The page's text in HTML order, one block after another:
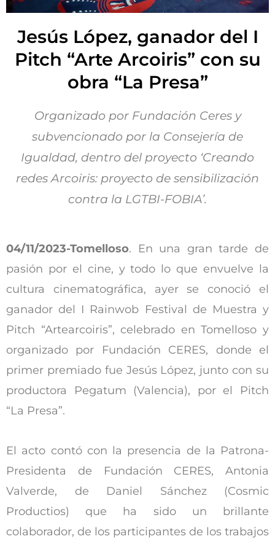
Jesús López, ganador del I
Pitch “Arte Arcoiris” con su
obra “La Presa”
Organizado por Fundación Ceres y
subvencionado por la Consejería de
Igualdad, dentro del proyecto ‘Creando
redes Arcoiris: proyecto de sensibilización
contra la LGTBI-FOBIA’.
04/11/2023-Tomelloso. En una gran tarde de
pasión por el cine, y todo lo que envuelve la
cultura cinematográfica, ayer se conoció el
ganador del I Rainwob Festival de Muestra y
Pitch “Artearcoiris”, celebrado en Tomelloso y
organizado por Fundación CERES, donde el
primer premiado fue Jesús López, junto con su
productora Pegatum (Valencia), por el Pitch
“La Presa”.
El acto contó con la presencia de la Patrona-
Presidenta de Fundación CERES, Antonia
Valverde, de Daniel Sánchez (Cosmic
Productios) que ha sido un brillante
colaborador, de los participantes de los trabajos